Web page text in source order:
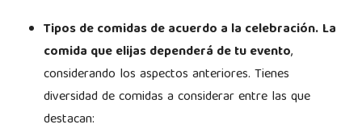
Tipos de comidas de acuerdo a la celebración. La
comida que elijas dependerá de tu evento,
considerando los aspectos anteriores. Tienes
diversidad de comidas a considerar entre las que
destacan: